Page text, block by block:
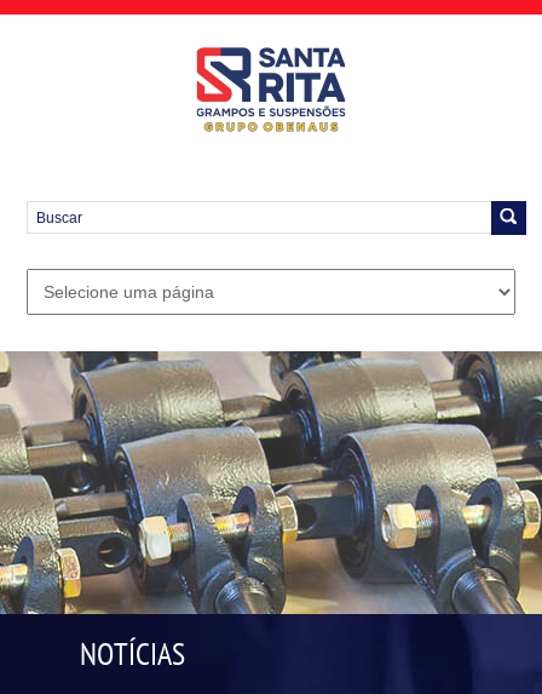
NOTÍCIAS